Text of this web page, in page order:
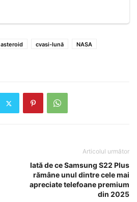
asteroid cvasi-lună
NASA
Articolul următor
Iată de ce Samsung S22 Plus
rămâne unul dintre cele mai
apreciate telefoane premium
din 2025